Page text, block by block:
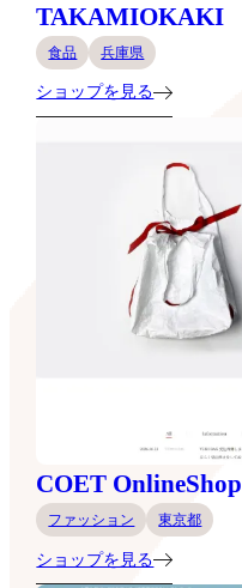
TAKAMIOKAKI
食品 兵庫県
ショップを見る
COET OnlineShop
ファッション 東京都
ショップを見る